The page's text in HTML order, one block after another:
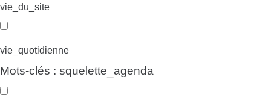
vie_du_site
vie_quotidienne
Mots-clés : squelette_agenda